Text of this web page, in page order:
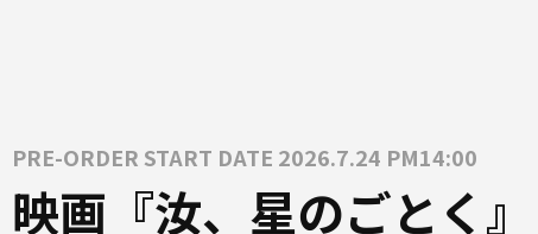
PRE-ORDER START DATE 2026.7.24 PM14:00
映画『汝、星のごとく